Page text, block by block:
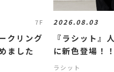
7F
クリング
ました
2026.08.03
『ラシット』
に新色登場！！
ラシット